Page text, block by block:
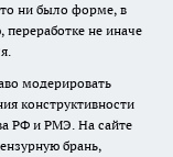
ни было форме, в
не иначе
модерировать
конструктивности
РФ и РМЭ. На сайте
брань,